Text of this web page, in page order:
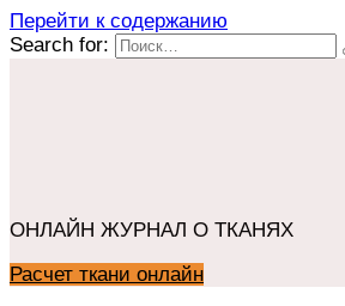
Перейти к содержанию
Search for:
ОНЛАЙН ЖУРНАЛ О ТКАНЯХ
Расчет ткани онлайн